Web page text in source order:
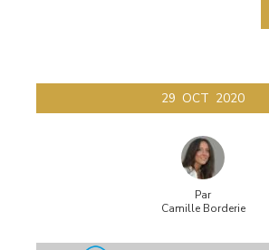
29 OCT 2020
Par
Camille Borderie